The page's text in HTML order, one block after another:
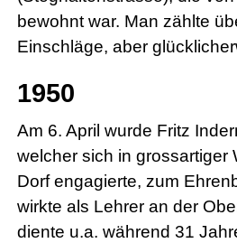
bewohnt war. Man zählte
Einschläge, aber
1950
Am 6. April wurde Fritz
welcher sich in grossartiger
Dorf engagierte, zum
wirkte als Lehrer an der
diente u.a. während 31